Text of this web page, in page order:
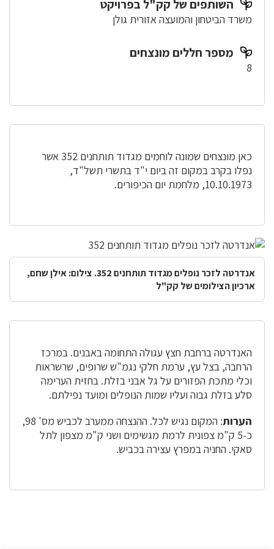
השותפים של קק"ל בפרויקט
משרד הביטחון והמועצה אזורית גולן
מספר חללים מונצחים
8
כאן מונצחים שמונה לוחמים מגדוד תותחנים 352 אשר
נפלו בקרב במקום זה ביום י"ד בתשרי תשל"ד,
10.10.1973, מלחמת יום הכיפורים.
אנדרטה לזכר נופלים מגדוד תותחנים 352. צילום: אילן שחם,
ארכיון הצילומים של קק"ל
האנדרטה ברחבת חצץ עגולה התחומה באבנים. במרכז
הרחבה, בצל עץ, ערמת חלקי נגמ"ש שרופים, שרשראות
וכלי מתכת הפזורים על גל אבני בזלת. בחזית הערימה
סלע בזלת גבוה ועליו שמות הנופלים ומועד נפילתם.
הערות
: המקום נגיש לכל. ההנצחה ממערב לכביש מס' 98,
כ-5 ק"מ צפונית לרמת מגשימים ושני ק"מ מצפון לתל
סאקי. החניה במפרץ עצירה בכביש.